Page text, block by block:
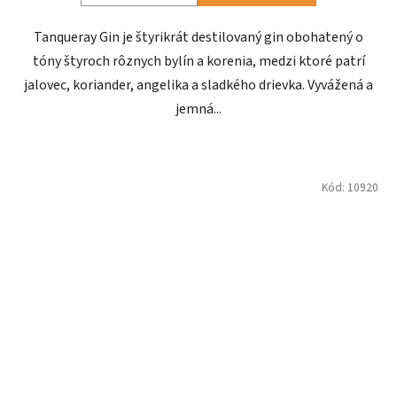
Tanqueray Gin je štyrikrát destilovaný gin obohatený o
tóny štyroch rôznych bylín a korenia, medzi ktoré patrí
jalovec, koriander, angelika a sladkého drievka. Vyvážená a
jemná...
Kód: 10920